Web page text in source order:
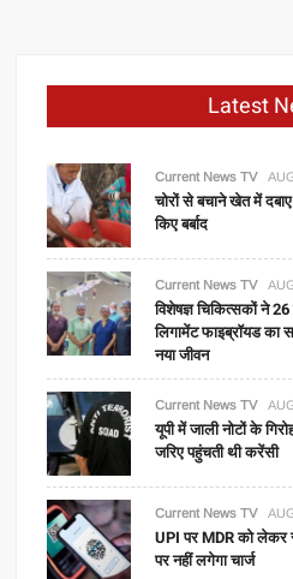
Latest
Current News TV
चोरों से बचाने खेत में
किए बर्बाद
Current News TV
विशेषज्ञ चिकित्सकों ने
लिगामेंट फाइब्रॉयड
नया जीवन
Current News TV
यूपी में जाली नोटों के
जरिए पहुंचती थी करेंसी
Current News TV
UPI पर MDR को
पर नहीं लगेगा चार्ज